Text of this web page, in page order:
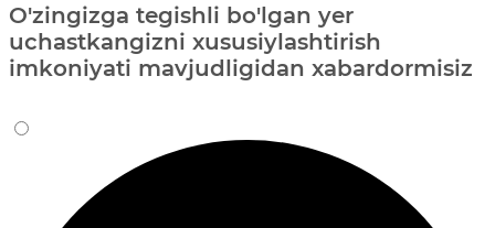
O'zingizga tegishli bo'lgan yer
uchastkangizni xususiylashtirish
imkoniyati mavjudligidan xabardormisiz